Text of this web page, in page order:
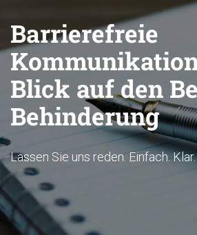
Barrierefreie
Blick auf den
Behinderung
Lassen Sie uns reden. Einfach.